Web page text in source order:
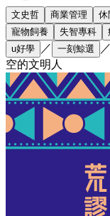
文史哲 商業管理 休
寵物飼養
失智專科
u好學
／ 一刻鯨選 ／
空的文明人